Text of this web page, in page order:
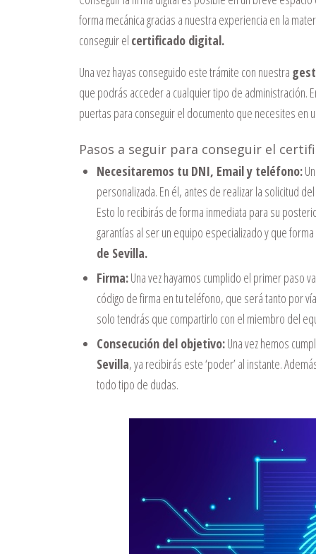
forma mecánica gracias a nuestra experiencia en la
conseguir el certificado digital.
Una vez hayas conseguido este trámite con nuestra
que podrás acceder a cualquier tipo de administración.
puertas para conseguir el documento que necesites en
Pasos a seguir para conseguir el
Necesitaremos tu DNI, Email y teléfono:
personalizada. En él, antes de realizar la solicitud
Esto lo recibirás de forma inmediata para su
garantías al ser un equipo especializado y que
de Sevilla.
Firma:Una vez hayamos cumplido el primer paso
código de firma en tu teléfono, que será tanto por
solo tendrás que compartirlo con el miembro del
Consecución del objetivo:Una vez hemos
Sevilla, ya recibirás este ‘poder’ al instante.
todo tipo de dudas.